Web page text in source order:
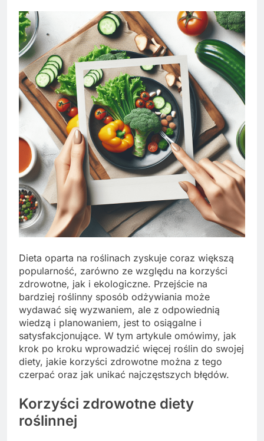
Dieta oparta na roślinach zyskuje coraz większą
popularność, zarówno ze względu na korzyści
zdrowotne, jak i ekologiczne. Przejście na
bardziej roślinny sposób odżywiania może
wydawać się wyzwaniem, ale z odpowiednią
wiedzą i planowaniem, jest to osiągalne i
satysfakcjonujące. W tym artykule omówimy, jak
krok po kroku wprowadzić więcej roślin do swojej
diety, jakie korzyści zdrowotne można z tego
czerpać oraz jak unikać najczęstszych błędów.
Korzyści zdrowotne diety
roślinnej